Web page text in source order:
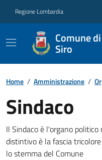
Regione Lombardia
Comune
Siro
Home / Amministrazione /
Sindaco
Il Sindaco è l'organo
distintivo è la fascia
lo stemma del Comune